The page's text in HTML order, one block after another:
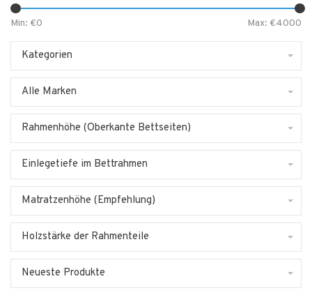
Min: €0 Max: €4000
Kategorien
Alle Marken
Rahmenhöhe (Oberkante Bettseiten)
Einlegetiefe im Bettrahmen
Matratzenhöhe (Empfehlung)
Holzstärke der Rahmenteile
Neueste Produkte